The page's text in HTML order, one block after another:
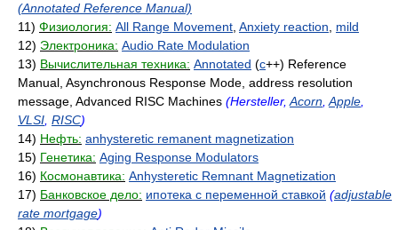
(Annotated Reference Manual)
11) Физиология: All Range Movement Anxiety reaction
mild
12) Электроника: Audio Rate Modulation
13) Вычислительная техника: Annotated (c++) Reference
Manual, Asynchronous Response Mode, address resolution
message, Advanced RISC Machines (Hersteller, Acorn Apple
VLSI RISC)
14) Нефть: anhysteretic remanent magnetization
15) Генетика: Aging Response Modulators
16) Космонавтика: Anhysteretic Remnant Magnetization
17) Банковское дело: ипотека с переменной ставкой (adjustable
rate mortgage)